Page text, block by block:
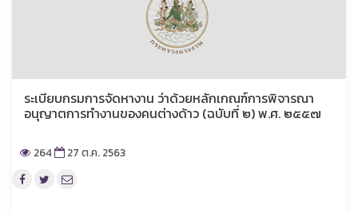
ระเบียบกรมการจัดหางาน ว่าด้วยหลักเกณฑ์การพิจารณา
อนุญาตการทำงานของคนต่างด้าว (ฉบับที่ ๒) พ.ศ. ๒๕๕๗
264 27 ต.ค. 2563